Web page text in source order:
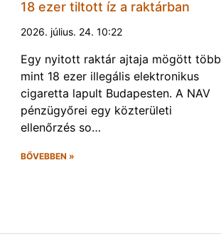
18 ezer tiltott íz a raktárban
2026. július. 24. 10:22
Egy nyitott raktár ajtaja mögött több
mint 18 ezer illegális elektronikus
cigaretta lapult Budapesten. A NAV
pénzügyőrei egy közterületi
ellenőrzés so…
BŐVEBBEN »